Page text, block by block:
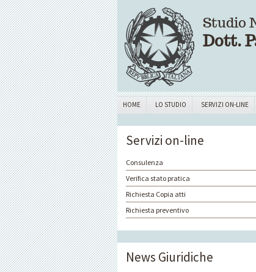
Studio
Dott.
HOME LO STUDIO SERVIZI ON-LINE
Servizi on-line
Consulenza
Verifica stato pratica
Richiesta Copia atti
Richiesta preventivo
News Giuridiche